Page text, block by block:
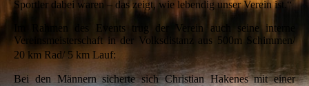
Sportler dabei waren – das zeigt, wie lebendig unser Verein ist.“
Im Rahmen des Events trug der Verein auch seine interne
Vereinsmeisterschaft in der Volksdistanz aus 500m Schimmen/
20 km Rad/ 5 km Lauf:
Bei den Männern sicherte sich Christian Hakenes mit einer